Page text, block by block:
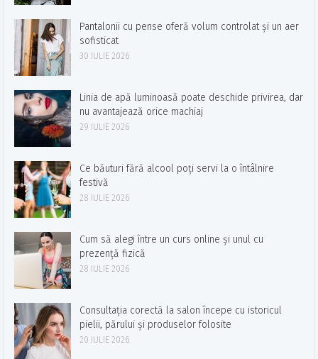
Pantalonii cu pense oferă volum controlat și un aer
sofisticat
30 IULIE 2026
Linia de apă luminoasă poate deschide privirea, dar
nu avantajează orice machiaj
29 IULIE 2026
Ce băuturi fără alcool poți servi la o întâlnire
festivă
28 IULIE 2026
Cum să alegi între un curs online și unul cu
prezență fizică
28 IULIE 2026
Consultația corectă la salon începe cu istoricul
pielii, părului și produselor folosite
20 IULIE 2026